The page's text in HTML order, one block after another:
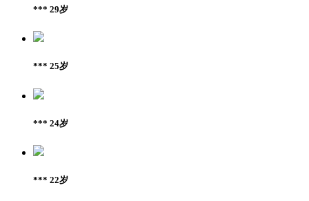
*** 29岁
*** 25岁
*** 24岁
*** 22岁